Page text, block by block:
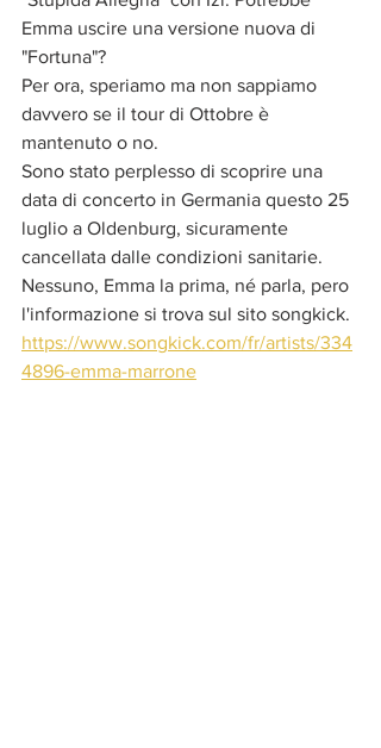
Emma uscire una versione nuova di
"Fortuna"?
Per ora, speriamo ma non sappiamo
davvero se il tour di Ottobre è
mantenuto o no.
Sono stato perplesso di scoprire una
data di concerto in Germania questo 25
luglio a Oldenburg, sicuramente
cancellata dalle condizioni sanitarie.
Nessuno, Emma la prima, né parla, pero
l'informazione si trova sul sito songkick.
https://www.songkick.com/fr/artists/334
4896-emma-marrone